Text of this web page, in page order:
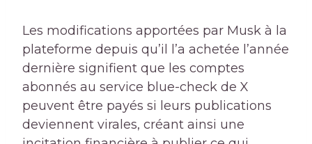
Les modifications apportées par Musk à la
plateforme depuis qu’il l’a achetée l’année
dernière signifient que les comptes
abonnés au service blue-check de X
peuvent être payés si leurs publications
deviennent virales, créant ainsi une